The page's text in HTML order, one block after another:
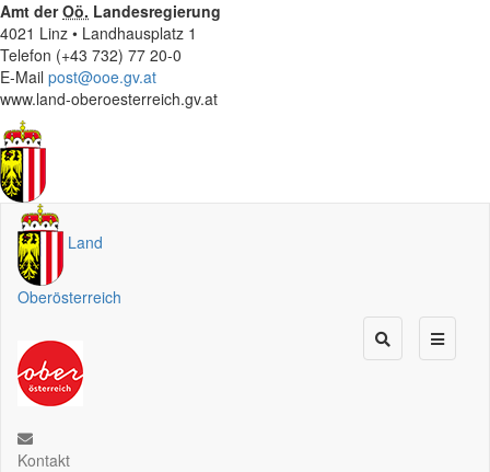
Amt derOö. Landesregierung
4021 Linz • Landhausplatz 1
Telefon (+43 732) 77 20-0
E-Mail post@ooe.gv.at
www.land-oberoesterreich.gv.at
Land
Oberösterreich
Kontakt